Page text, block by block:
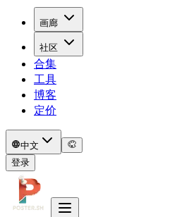
画廊
社区
合集
工具
博客
定价
中文
登录